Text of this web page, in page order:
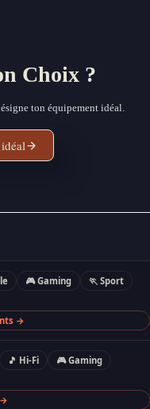
Choix ?
ton équipement idéal.
🎮 Gaming
🏃 Sport
→
🎵 Hi-Fi
🎮 Gaming